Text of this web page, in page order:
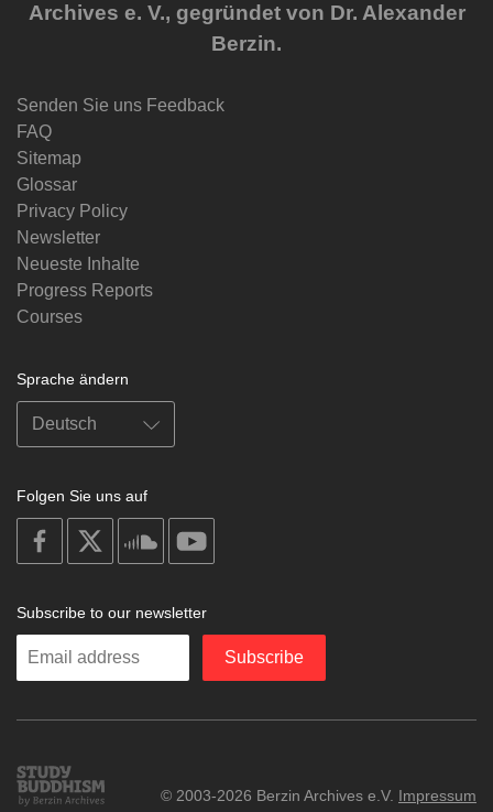
Archives e. V., gegründet von Dr. Alexander
Berzin.
Senden Sie uns Feedback
FAQ
Sitemap
Glossar
Privacy Policy
Newsletter
Neueste Inhalte
Progress Reports
Courses
Sprache ändern
Folgen Sie uns auf
on
facebook
soundcloud
Subscribe to our newsletter
Enter
Subscribe
Study
Buddhism
© 2003-2026 Berzin Archives e.V. Impressum